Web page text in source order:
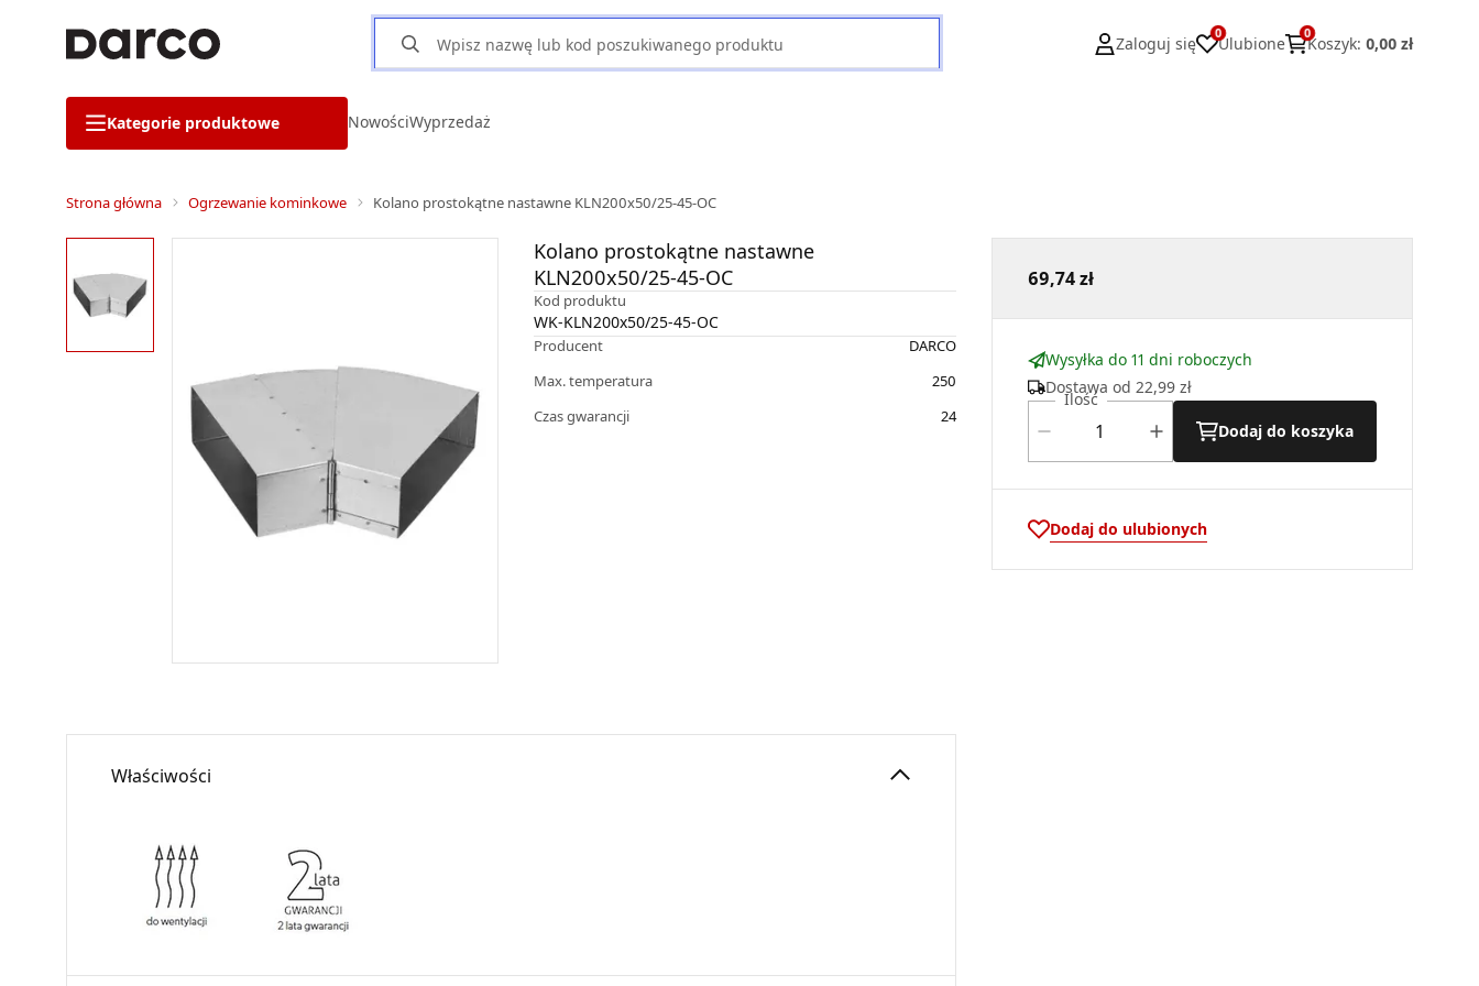
Zaloguj się
0
Ulubione
0
Koszyk: 0,00 zł
Kategorie produktowe NowościWyprzedaż
Strona główna Ogrzewanie kominkowe Kolano prostokątne nastawne KLN200x50/25-45-OC
Kolano prostokątne nastawne
KLN200x50/25-45-OC
Kod produktu
WK-KLN200x50/25-45-OC
Producent
DARCO
Max. temperatura
250
Czas gwarancji
24
69,74 zł
Wysyłka do 11 dni roboczych
Dostawa od 22,99 zł
Ilość
Dodaj do koszyka
Dodaj do ulubionych
Właściwości